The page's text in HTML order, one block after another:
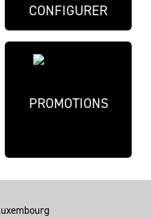
CONFIGURER
PROMOTIONS